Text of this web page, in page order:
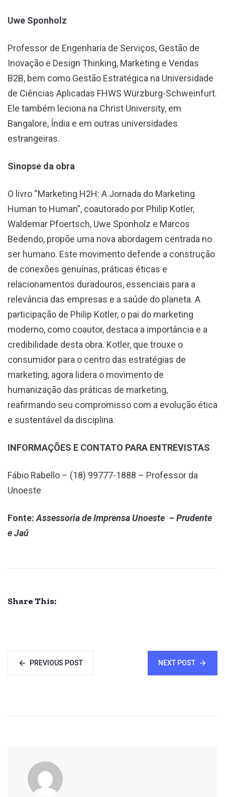
Uwe Sponholz
Professor de Engenharia de Serviços, Gestão de
Inovação e Design Thinking, Marketing e Vendas
B2B, bem como Gestão Estratégica na Universidade
de Ciências Aplicadas FHWS Würzburg-Schweinfurt.
Ele também leciona na Christ University, em
Bangalore, Índia e em outras universidades
estrangeiras.
Sinopse da obra
O livro “Marketing H2H: A Jornada do Marketing
Human to Human”, coautorado por Philip Kotler,
Waldemar Pfoertsch, Uwe Sponholz e Marcos
Bedendo, propõe uma nova abordagem centrada no
ser humano. Este movimento defende a construção
de conexões genuínas, práticas éticas e
relacionamentos duradouros, essenciais para a
relevância das empresas e a saúde do planeta. A
participação de Philip Kotler, o pai do marketing
moderno, como coautor, destaca a importância e a
credibilidade desta obra. Kotler, que trouxe o
consumidor para o centro das estratégias de
marketing, agora lidera o movimento de
humanização das práticas de marketing,
reafirmando seu compromisso com a evolução ética
e sustentável da disciplina.
INFORMAÇÕES E CONTATO PARA ENTREVISTAS
Fábio Rabello – (18) 99777-1888 – Professor da
Unoeste
Fonte: Assessoria de Imprensa Unoeste – Prudente
e Jaú
Share This:
PREVIOUS POST NEXT POST